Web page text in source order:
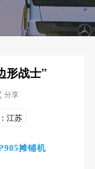
形战士”
分享
江苏
摊铺机